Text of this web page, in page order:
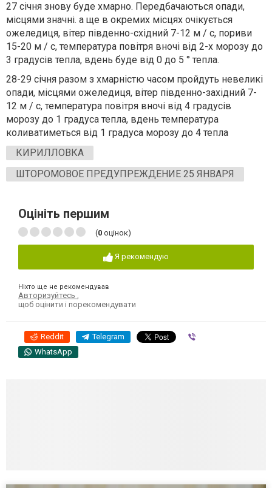
27 січня знову буде хмарно. Передбачаються опади,
місцями значні. а ще в окремих місцях очікується
ожеледиця, вітер південно-східний 7-12 м / с, пориви
15-20 м / с, температура повітря вночі від 2-х морозу до
3 градусів тепла, вдень буде від 0 до 5 ° тепла.
28-29 січня разом з хмарністю часом пройдуть невеликі
опади, місцями ожеледиця, вітер південно-західний 7-
12 м / с, температура повітря вночі від 4 градусів
морозу до 1 градуса тепла, вдень температура
коливатиметься від 1 градуса морозу до 4 тепла
КИРИЛЛОВКА
ШТОРОМОВОЕ ПРЕДУПРЕЖДЕНИЕ 25 ЯНВАРЯ
Оцініть першим
(0 оцінок)
Я рекомендую
Ніхто ще не рекомендував
Авторизуйтесь ,
щоб оцінити і порекомендувати
Reddit Telegram
WhatsApp